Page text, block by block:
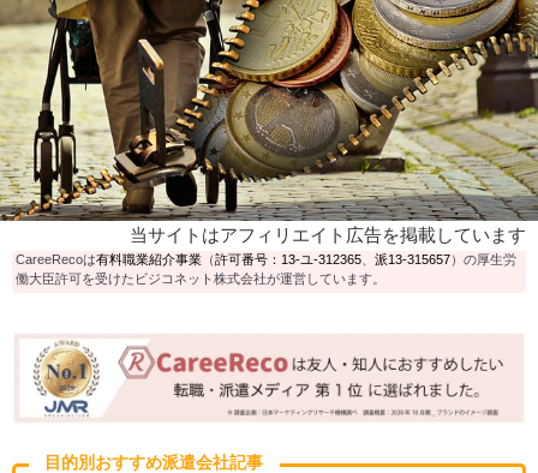
当サイトはアフィリエイト広告を掲載しています
CareeRecoは有料職業紹介事業 （許可番号：13-ユ-312365 派13-315657）の厚生労
働大臣許可を受けたビジコネット株式会社が運営しています。
目的別おすすめ派遣会社記事